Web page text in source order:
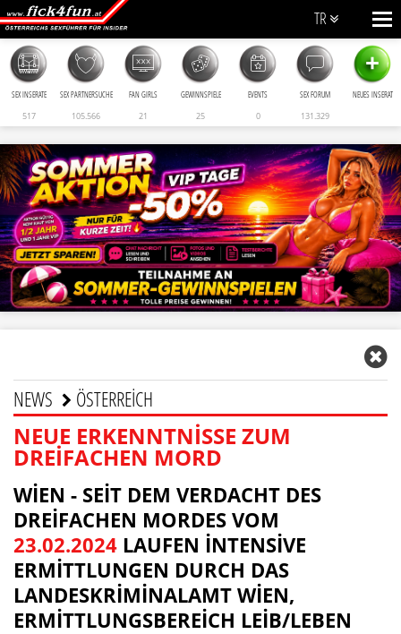
TR
SEX INSERATE
517
SEX PARTNERSUCHE
105.566
FAN GIRLS
21
GEWINNSPIELE
25
EVENTS
0
SEX FORUM
131.329
+
NEUES INSERAT
NEWS ÖSTERREICH
NEUE ERKENNTNISSE ZUM
DREIFACHEN MORD
WIEN - SEIT DEM VERDACHT DES
DREIFACHEN MORDES VOM
23.02.2024 LAUFEN INTENSIVE
ERMITTLUNGEN DURCH DAS
LANDESKRIMINALAMT WIEN,
ERMITTLUNGSBEREICH LEIB/LEBEN